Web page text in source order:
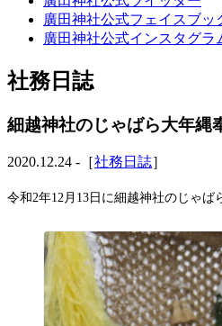
廣田神社公式フェイスブッ
廣田神社公式インスタグラ
社務日誌
細越神社のじゃばら大年縄
2020.12.24 -［社務日誌］
令和2年12月13日に細越神社のじゃば